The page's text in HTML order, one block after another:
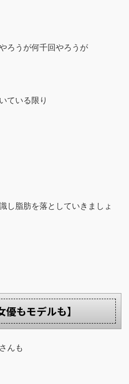
ろうが何千回やろうが
ている限り
し脂肪を落としていきましょ
もモデルも】
んも